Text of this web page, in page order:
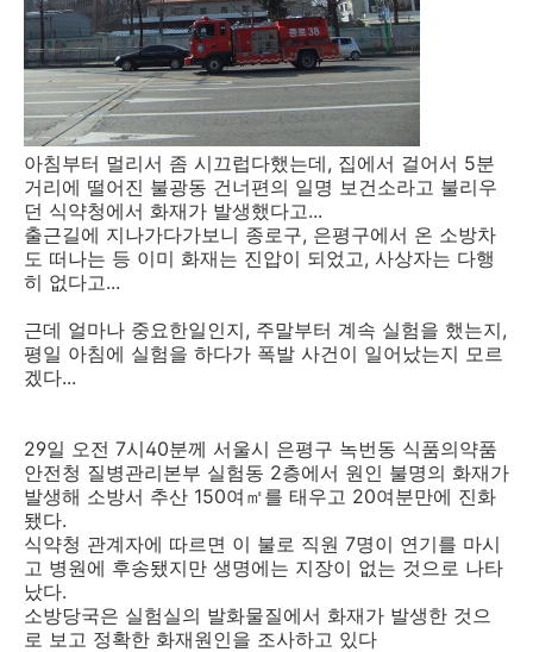
아침부터 멀리서 좀 시끄럽다했는데, 집에서 걸어서 5분
거리에 떨어진 불광동 건너편의 일명 보건소라고 불리우
던 식약청에서 화재가 발생했다고...
출근길에 지나가다가보니 종로구, 은평구에서 온 소방차
도 떠나는 등 이미 화재는 진압이 되었고, 사상자는 다행
히 없다고...
근데 얼마나 중요한일인지, 주말부터 계속 실험을 했는지,
평일 아침에 실험을 하다가 폭발 사건이 일어났는지 모르
겠다...
29일 오전 7시40분께 서울시 은평구 녹번동 식품의약품
안전청 질병관리본부 실험동 2층에서 원인 불명의 화재가
발생해 소방서 추산 150여㎡를 태우고 20여분만에 진화
됐다.
식약청 관계자에 따르면 이 불로 직원 7명이 연기를 마시
고 병원에 후송됐지만 생명에는 지장이 없는 것으로 나타
났다.
소방당국은 실험실의 발화물질에서 화재가 발생한 것으
로 보고 정확한 화재원인을 조사하고 있다